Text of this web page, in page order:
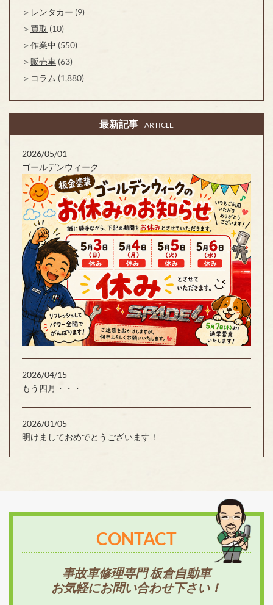
レンタカー (9)
買取 (10)
作業中 (550)
販売車 (63)
コラム (1,880)
最新記事 ARTICLE
2026/05/01
ゴールデンウィーク
2026/04/15
もう四月・・・
2026/01/05
明けましておめでとうございます！
CONTACT
事故車修理専門 板倉自動車
お気軽にお問い合わせ下さい！